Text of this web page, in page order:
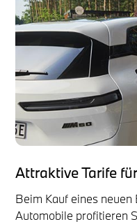
Attraktive Tarife
Beim Kauf eines
Automobile profitieren